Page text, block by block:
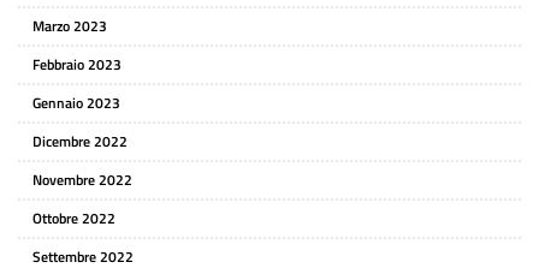
Marzo 2023
Febbraio 2023
Gennaio 2023
Dicembre 2022
Novembre 2022
Ottobre 2022
Settembre 2022